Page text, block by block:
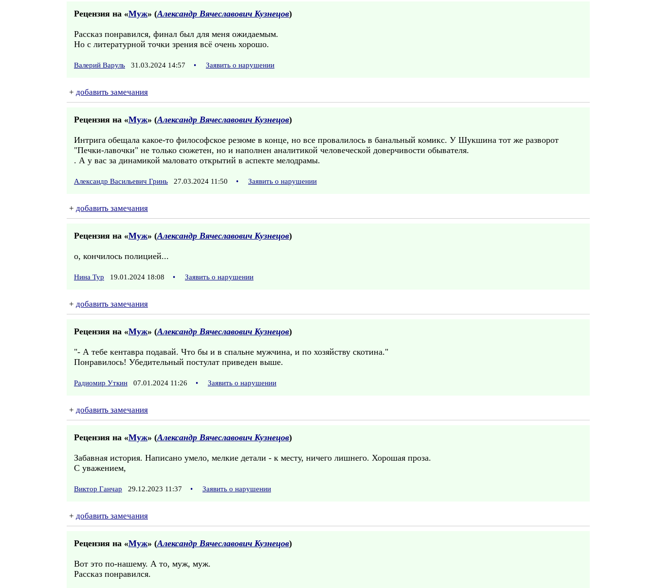
Рецензия на «Муж» (Александр Вячеславович Кузнецов)
Рассказ понравился, финал был для меня ожидаемым.
Но с литературной точки зрения всё очень хорошо.
Валерий Варуль 31.03.2024 14:57 • Заявить о нарушении
+ добавить замечания
Рецензия на «Муж» (Александр Вячеславович Кузнецов)
Интрига обещала какое-то философское резюме в конце, но все провалилось в банальный комикс. У Шукшина тот же разворот
"Печки-лавочки" не только сюжетен, но и наполнен аналитикой человеческой доверчивости обывателя.
. А у вас за динамикой маловато открытий в аспекте мелодрамы.
Александр Васильевич Гринь 27.03.2024 11:50 • Заявить о нарушении
+ добавить замечания
Рецензия на «Муж» (Александр Вячеславович Кузнецов)
о, кончилось полицией...
Нина Тур 19.01.2024 18:08 • Заявить о нарушении
+ добавить замечания
Рецензия на «Муж» (Александр Вячеславович Кузнецов)
"- А тебе кентавра подавай. Что бы и в спальне мужчина, и по хозяйству скотина."
Понравилось! Убедительный постулат приведен выше.
Радиомир Уткин 07.01.2024 11:26 • Заявить о нарушении
+ добавить замечания
Рецензия на «Муж» (Александр Вячеславович Кузнецов)
Забавная история. Написано умело, мелкие детали - к месту, ничего лишнего. Хорошая проза.
С уважением,
Виктор Ганчар 29.12.2023 11:37 • Заявить о нарушении
+ добавить замечания
Рецензия на «Муж» (Александр Вячеславович Кузнецов)
Вот это по-нашему. А то, муж, муж.
Рассказ понравился.